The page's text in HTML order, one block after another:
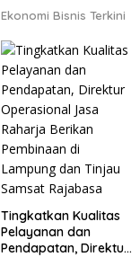
Ekonomi Bisnis Terkini
Tingkatkan Kualitas
Pelayanan dan
Pendapatan, Direktur